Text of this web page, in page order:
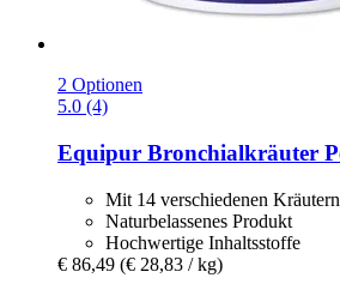
2 Optionen
5.0 (4)
Equipur Bronchialkräuter
Mit 14 verschiedenen Kräutern
Naturbelassenes Produkt
Hochwertige Inhaltsstoffe
€ 86,49 (€ 28,83 / kg)